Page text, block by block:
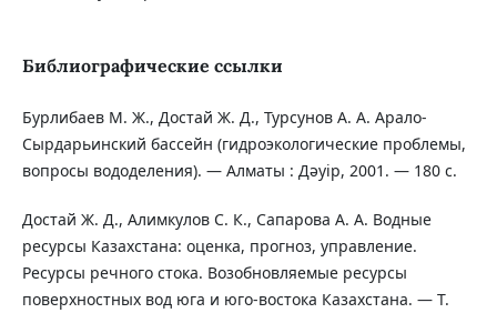
Библиографические ссылки
Бурлибаев М. Ж., Достай Ж. Д., Турсунов А. А. Арало-
Сырдарьинский бассейн (гидроэкологические проблемы,
вопросы вододеления). — Алматы : Дәуір, 2001. — 180 с.
Достай Ж. Д., Алимкулов С. К., Сапарова А. А. Водные
ресурсы Казахстана: оценка, прогноз, управление.
Ресурсы речного стока. Возобновляемые ресурсы
поверхностных вод юга и юго-востока Казахстана. — Т.